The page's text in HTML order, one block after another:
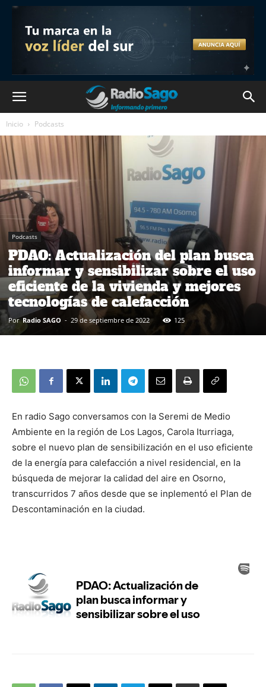
Inicio Podcasts
Podcasts
PDAO: Actualización del plan busca
informar y sensibilizar sobre el uso
eficiente de la vivienda y mejores
tecnologías de calefacción
Por Radio SAGO - 29 de septiembre de 2022 125
En radio Sago conversamos con la Seremi de Medio
Ambiente en la región de Los Lagos, Carola Iturriaga,
sobre el nuevo plan de sensibilización en el uso eficiente
de la energía para calefacción a nivel residencial, en la
búsqueda de mejorar la calidad del aire en Osorno,
transcurridos 7 años desde que se inplementó el Plan de
Descontaminación en la ciudad.